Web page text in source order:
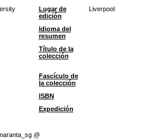
Lugar de
edición
Liverpool
Idioma del
resumen
Título de la
colección
Fascículo de
la colección
ISBN
Expedición
@